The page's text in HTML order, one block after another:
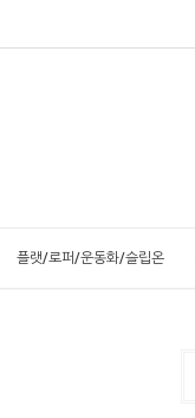
플랫/로퍼/운동화/슬립온